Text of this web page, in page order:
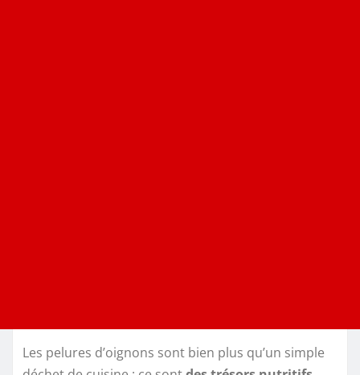
Les pelures d’oignons sont bien plus qu’un simple